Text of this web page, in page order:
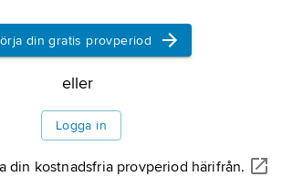
din gratis provperiod
eller
Logga in
din kostnadsfria provperiod härifrån.